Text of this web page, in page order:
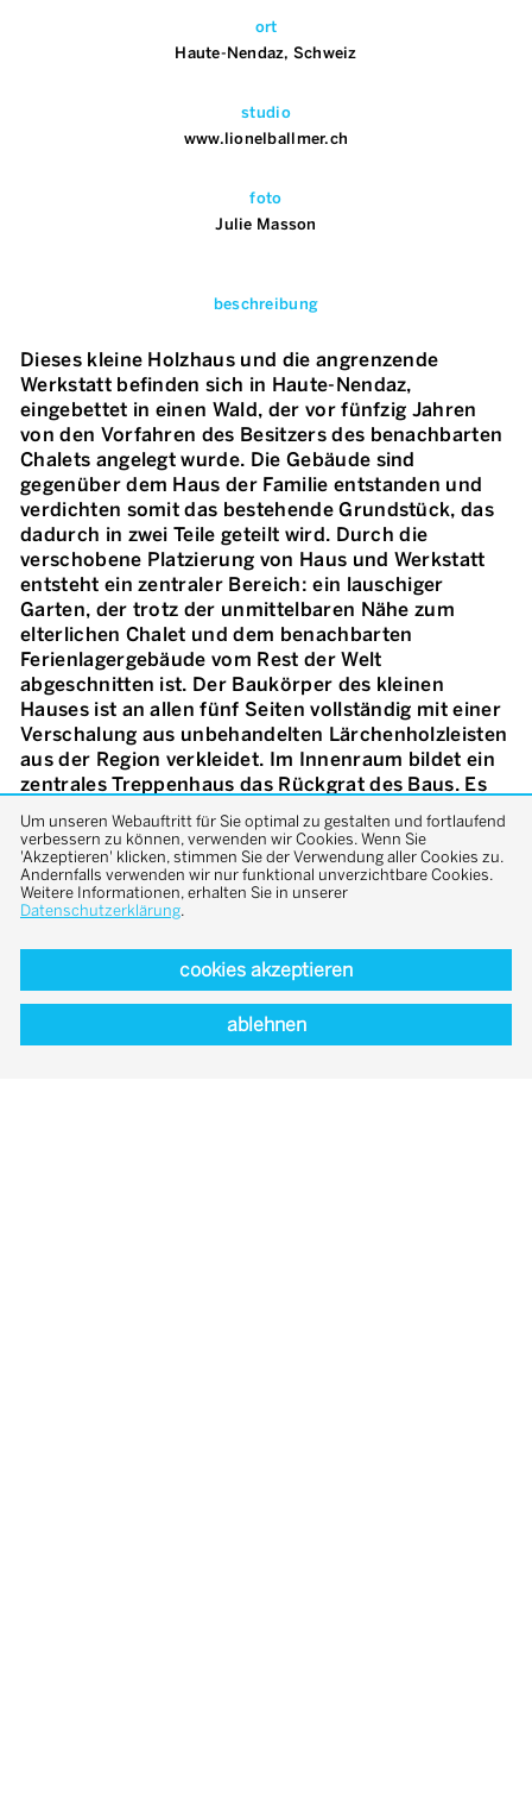
ort
Haute-Nendaz, Schweiz
studio
www.lionelballmer.ch
foto
Julie Masson
beschreibung
Dieses kleine Holzhaus und die angrenzende
Werkstatt befinden sich in Haute-Nendaz,
eingebettet in einen Wald, der vor fünfzig Jahren
von den Vorfahren des Besitzers des benachbarten
Chalets angelegt wurde. Die Gebäude sind
gegenüber dem Haus der Familie entstanden und
verdichten somit das bestehende Grundstück, das
dadurch in zwei Teile geteilt wird. Durch die
verschobene Platzierung von Haus und Werkstatt
entsteht ein zentraler Bereich: ein lauschiger
Garten, der trotz der unmittelbaren Nähe zum
elterlichen Chalet und dem benachbarten
Ferienlagergebäude vom Rest der Welt
abgeschnitten ist. Der Baukörper des kleinen
Hauses ist an allen fünf Seiten vollständig mit einer
Verschalung aus unbehandelten Lärchenholzleisten
aus der Region verkleidet. Im Innenraum bildet ein
zentrales Treppenhaus das Rückgrat des Baus. Es
erschliesst fünf Halbebenen, die jeweils aus zwei
eigenständigen Räumen bestehen. Dieses innere
Labyrinth eröffnet eine Abfolge «kleiner Welten»,
wodurch das Haus grösser erscheint, als es
tatsächlich ist. Dieses Streben nach räumlichem
Konsumdiktat der heutigen Gesellschaft etwas
entgegen. Konstruktiv gesehen besteht das gesamte
Bauwerk – Innenwände, Aussenwände, Decken,
Dach und Möbel – aus Brettsperrholz, das aus
Um unseren Webauftritt für Sie optimal zu gestalten und fortlaufend
verbessern zu können, verwenden wir Cookies. Wenn Sie
'Akzeptieren' klicken, stimmen Sie der Verwendung aller Cookies zu.
Andernfalls verwenden wir nur funktional unverzichtbare Cookies.
Weitere Informationen, erhalten Sie in unserer
Datenschutzerklärung.
cookies akzeptieren
ablehnen